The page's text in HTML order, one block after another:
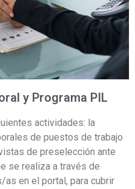
y Programa PIL
actividades: la
de puestos de trabajo
de preselección ante
se realiza a través de
en el portal, para cubrir